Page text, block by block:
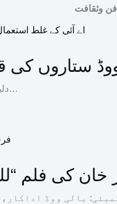
فن وثقافت
ستاروں کی
دلیر مہندی، امیتابھ بچن ، ایشوریہ رائے اور دیگر کی طرح بالی ووڈ کی معروف…
خان کی فلم